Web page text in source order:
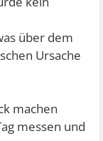
über dem
Ursache
machen
messen und